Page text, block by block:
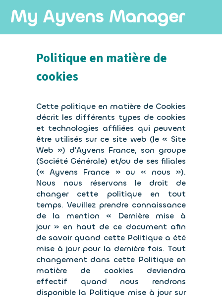
My Ayvens Manager
Politique en matière de
cookies
Cette politique en matière de Cookies
décrit les différents types de cookies
et technologies affiliées qui peuvent
être utilisés sur ce site web (le « Site
Web ») d'Ayvens France, son groupe
(Société Générale) et/ou de ses filiales
(« Ayvens France » ou « nous »).
Nous nous réservons le droit de
changer cette politique en tout
temps. Veuillez prendre connaissance
de la mention « Dernière mise à
jour » en haut de ce document afin
de savoir quand cette Politique a été
mise à jour pour la dernière fois. Tout
changement dans cette Politique en
matière de cookies deviendra
effectif quand nous rendrons
disponible la Politique mise à jour sur